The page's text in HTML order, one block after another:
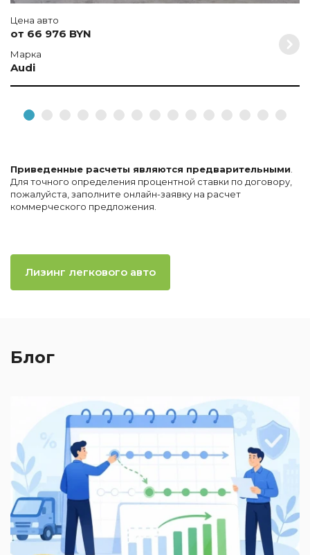
Цена авто
от 66 976 BYN
Марка
Audi
Приведенные расчеты являются предварительными
Для точного определения процентной ставки по договору,
пожалуйста, заполните онлайн-заявку на расчет
коммерческого предложения.
Лизинг легкового авто
Блог